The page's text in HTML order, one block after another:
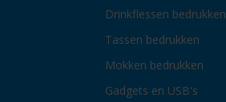
Drinkflessen bedrukken
Tassen bedrukken
Mokken bedrukken
Gadgets en USB's